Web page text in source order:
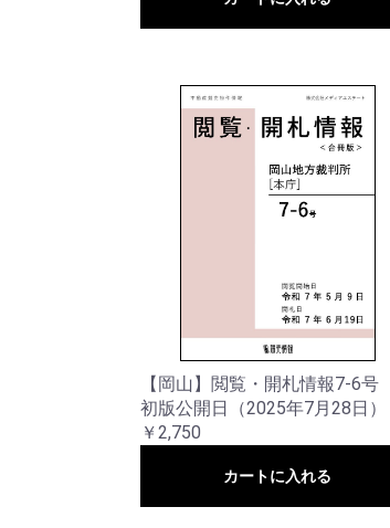
【岡山】閲覧・開札情報7-6号
初版公開日（2025年7月28日）
￥2,750
カートに入れる